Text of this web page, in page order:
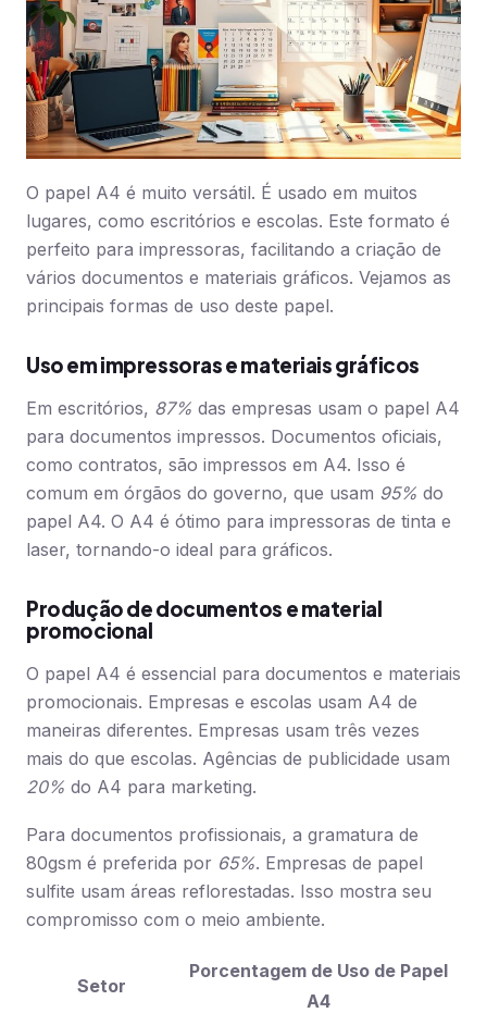
O papel A4 é muito versátil. É usado em muitos
lugares, como escritórios e escolas. Este formato é
perfeito para impressoras, facilitando a criação de
vários documentos e materiais gráficos. Vejamos as
principais formas de uso deste papel.
Uso em impressoras e materiais gráficos
Em escritórios, 87% das empresas usam o papel A4
para documentos impressos. Documentos oficiais,
como contratos, são impressos em A4. Isso é
comum em órgãos do governo, que usam 95% do
papel A4. O A4 é ótimo para impressoras de tinta e
laser, tornando-o ideal para gráficos.
Produção de documentos e material
promocional
O papel A4 é essencial para documentos e materiais
promocionais. Empresas e escolas usam A4 de
maneiras diferentes. Empresas usam três vezes
mais do que escolas. Agências de publicidade usam
20% do A4 para marketing.
Para documentos profissionais, a gramatura de
80gsm é preferida por 65%. Empresas de papel
sulfite usam áreas reflorestadas. Isso mostra seu
compromisso com o meio ambiente.
Setor
Porcentagem de Uso de Papel
A4